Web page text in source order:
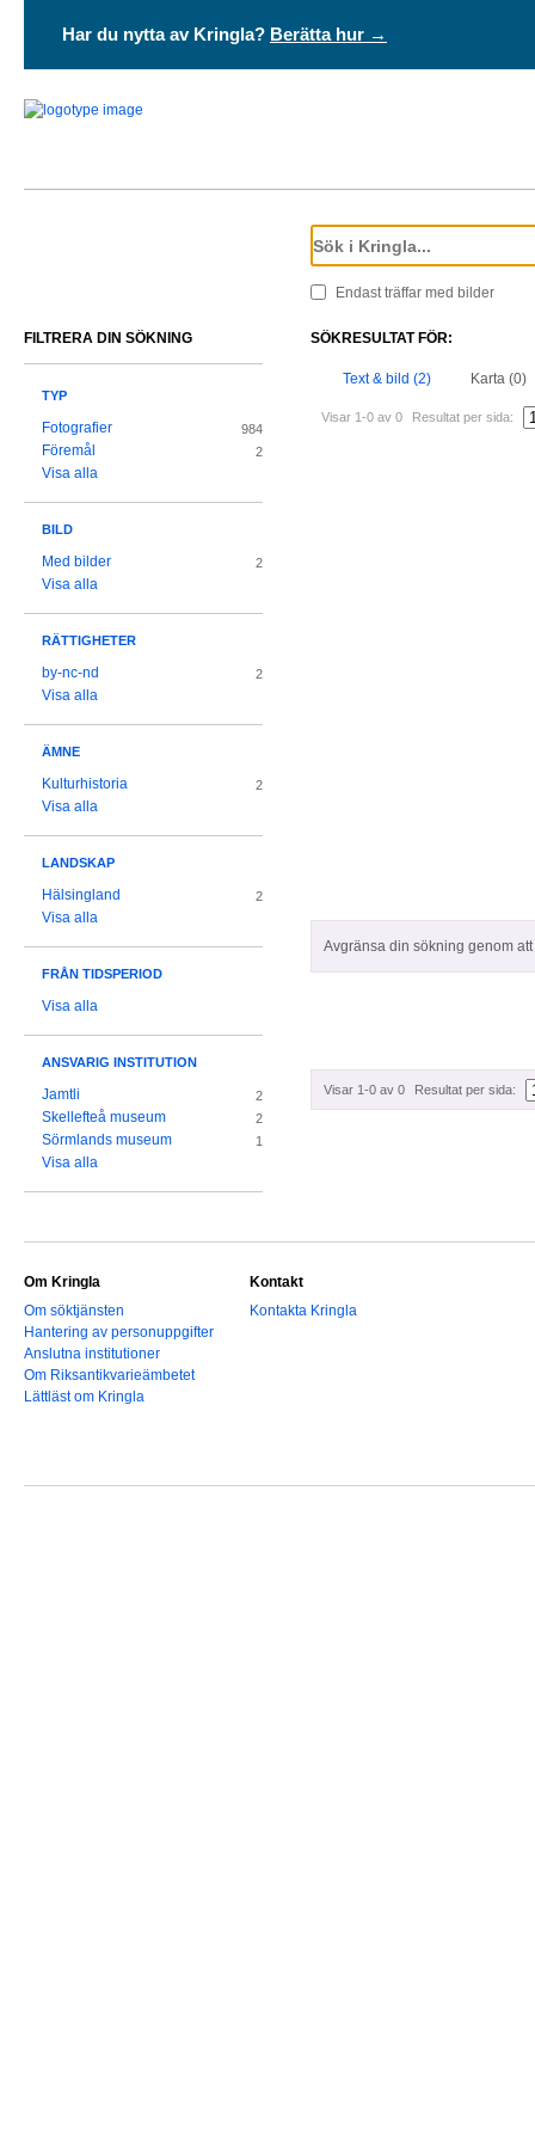
Har du nytta av Kringla? Berätta hur →
Endast träffar med bilder
SÖKRESULTAT FÖR:
Text & bild (2) Karta (0)
Visar 1-0 av 0 Resultat per sida:
Avgränsa din sökning genom
Visar 1-0 av 0 Resultat per sida:
FILTRERA DIN SÖKNING
TYP
Fotografier 984
Föremål 2
Visa alla
BILD
Med bilder 2
Visa alla
RÄTTIGHETER
by-nc-nd 2
Visa alla
ÄMNE
Kulturhistoria 2
Visa alla
LANDSKAP
Hälsingland 2
Visa alla
FRÅN TIDSPERIOD
Visa alla
ANSVARIG INSTITUTION
Jamtli 2
Skellefteå museum 2
Sörmlands museum 1
Visa alla
Om Kringla
Om söktjänsten
Hantering av personuppgifter
Anslutna institutioner
Om Riksantikvarieämbetet
Lättläst om Kringla
Kontakt
Kontakta Kringla